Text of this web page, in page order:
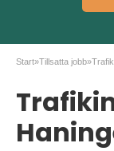
Start»Tillsatta jobb»